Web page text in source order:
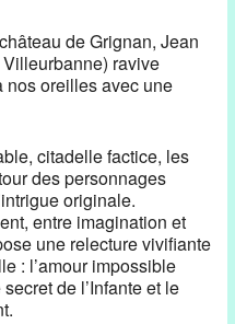
de Grignan, Jean
ravive
nos oreilles avec une
citadelle factice, les
des personnages
originale.
entre imagination et
une relecture vivifiante
: l’amour impossible
de l’Infante et le